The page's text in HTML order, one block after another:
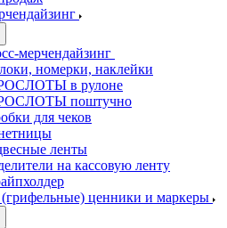
мерчендайзинг
номерки, наклейки
в рулоне
поштучно
для чеков
ленты
на кассовую ленту
ценники и маркеры